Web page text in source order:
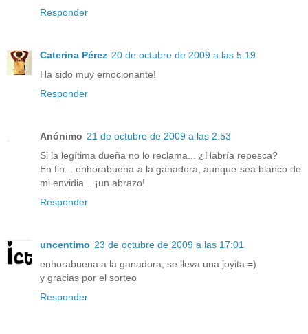
Responder
Caterina Pérez 20 de octubre de 2009 a las 5:19
Ha sido muy emocionante!
Responder
Anónimo 21 de octubre de 2009 a las 2:53
Si la legítima dueña no lo reclama... ¿Habría repesca?
En fin... enhorabuena a la ganadora, aunque sea blanco de
mi envidia... ¡un abrazo!
Responder
uncentimo 23 de octubre de 2009 a las 17:01
enhorabuena a la ganadora, se lleva una joyita =)
y gracias por el sorteo
Responder